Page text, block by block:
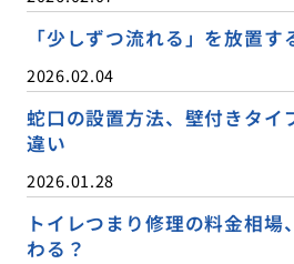
「少しずつ流れる」を放置
2026.02.04
蛇口の設置方法、壁付きタイ
違い
2026.01.28
トイレつまり修理の料金相場
わる？